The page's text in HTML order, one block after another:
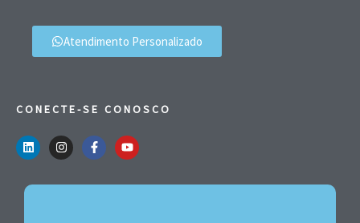
Atendimento Personalizado
CONECTE-SE CONOSCO